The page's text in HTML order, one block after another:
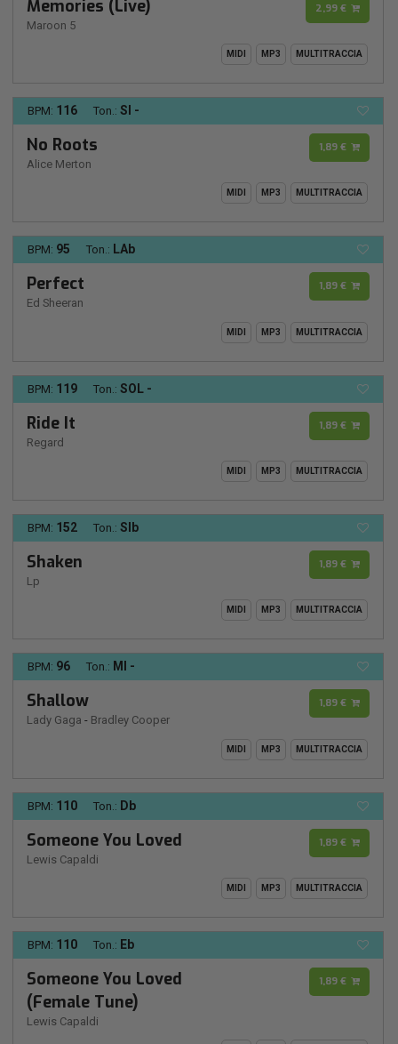
Memories (Live)
Maroon 5
2,99 €
MIDI MP3 MULTITRACCIA
BPM: 116 Ton.: SI -
No Roots
Alice Merton
1,89 €
MIDI MP3 MULTITRACCIA
BPM: 95 Ton.: LAb
Perfect
Ed Sheeran
1,89 €
MIDI MP3 MULTITRACCIA
BPM: 119 Ton.: SOL -
Ride It
Regard
1,89 €
MIDI MP3 MULTITRACCIA
BPM: 152 Ton.: SIb
Shaken
Lp
1,89 €
MIDI MP3 MULTITRACCIA
BPM: 96 Ton.: MI -
Shallow
Lady Gaga - Bradley Cooper
1,89 €
MIDI MP3 MULTITRACCIA
BPM: 110 Ton.: Db
Someone You Loved
Lewis Capaldi
1,89 €
MIDI MP3 MULTITRACCIA
BPM: 110 Ton.: Eb
Someone You Loved
(Female Tune)
Lewis Capaldi
1,89 €